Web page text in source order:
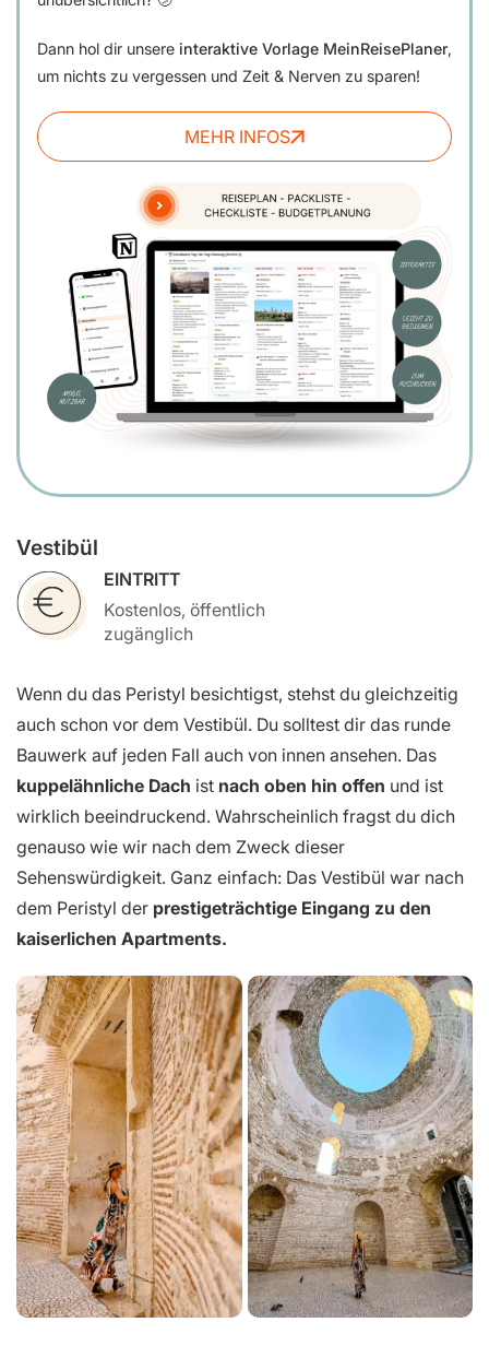
Dann hol dir unsere interaktive Vorlage MeinReisePlaner,
um nichts zu vergessen und Zeit & Nerven zu sparen!
MEHR INFOS
Vestibül
EINTRITT
Kostenlos, öffentlich
zugänglich
Wenn du das Peristyl besichtigst, stehst du gleichzeitig
auch schon vor dem Vestibül. Du solltest dir das runde
Bauwerk auf jeden Fall auch von innen ansehen. Das
kuppelähnliche Dach ist nach oben hin offen und ist
wirklich beeindruckend. Wahrscheinlich fragst du dich
genauso wie wir nach dem Zweck dieser
Sehenswürdigkeit. Ganz einfach: Das Vestibül war nach
dem Peristyl der prestigeträchtige Eingang zu den
kaiserlichen Apartments.